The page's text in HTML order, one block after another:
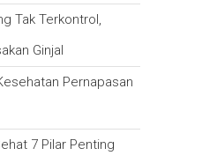
Tak Terkontrol,
Ginjal
Pernapasan
7 Pilar Penting